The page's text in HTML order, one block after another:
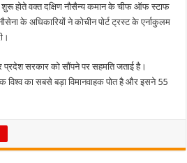
शुरू होते वक्त दक्षिण नौसैन्य कमान के चीफ ऑफ स्टाफ
के अधिकारियों ने कोचीन पोर्ट ट्रस्ट के एर्नाकुलम
सरकार को सौंपने पर सहमति जताई है।
विश्व का सबसे बड़ा विमानवाहक पोत है और इसने 55